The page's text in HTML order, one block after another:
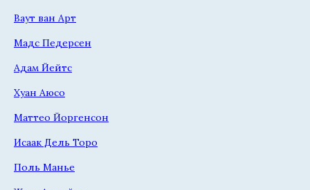
Ваут ван Арт
Мадс Педерсен
Адам Йейтс
Хуан Аюсо
Маттео Йоргенсон
Исаак Дель Торо
Поль Манье